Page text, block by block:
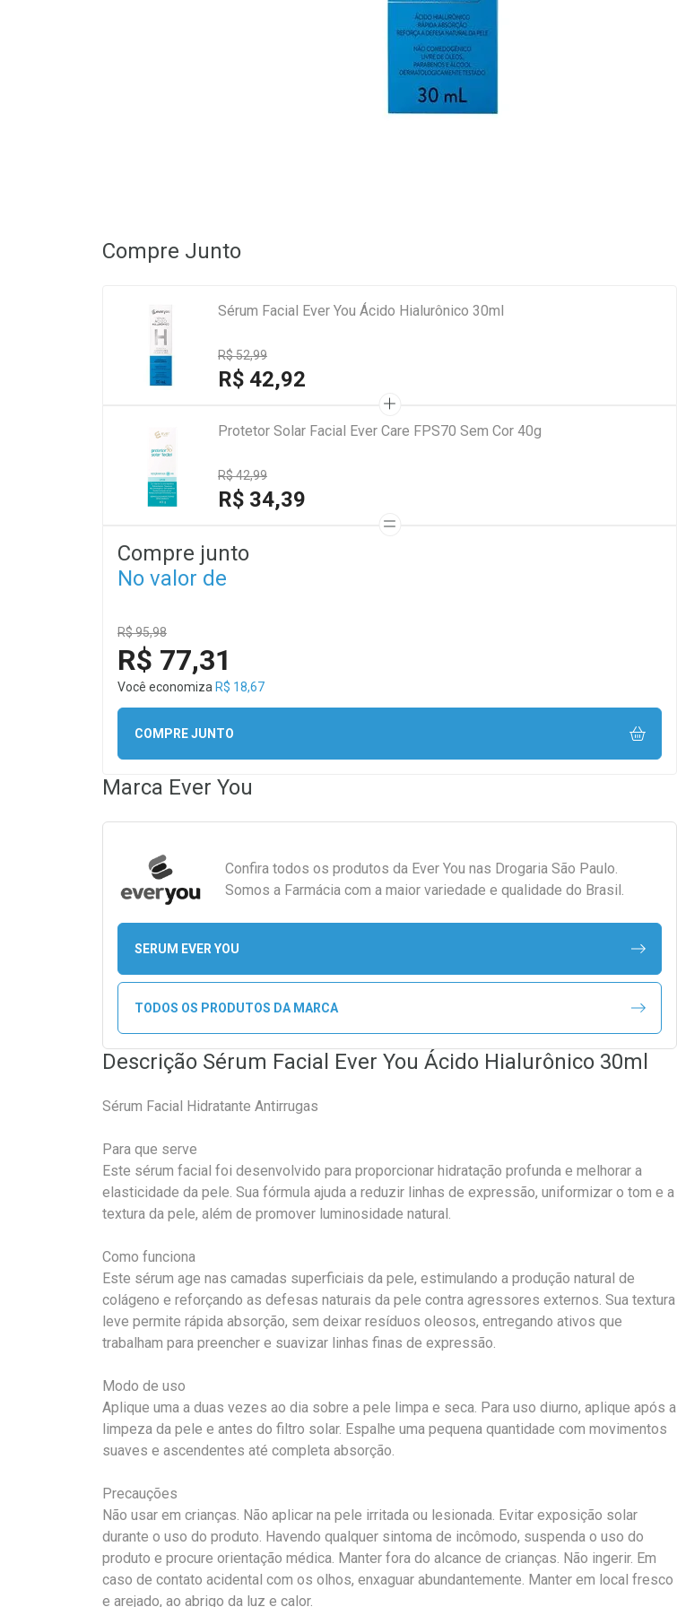
Compre Junto
Sérum Facial Ever You Ácido Hialurônico 30ml
R$ 52,99
R$ 42,92
Protetor Solar Facial Ever Care FPS70 Sem Cor 40g
R$ 42,99
R$ 34,39
Compre junto
No valor de
R$ 95,98
R$ 77,31
Você economiza R$ 18,67
COMPRE JUNTO
Marca Ever You
Confira todos os produtos da Ever You nas Drogaria São Paulo.
Somos a Farmácia com a maior variedade e qualidade do Brasil.
SERUM EVER YOU
TODOS OS PRODUTOS DA MARCA
Descrição Sérum Facial Ever You Ácido Hialurônico 30ml
Sérum Facial Hidratante Antirrugas
Para que serve
Este sérum facial foi desenvolvido para proporcionar hidratação profunda e melhorar a
elasticidade da pele. Sua fórmula ajuda a reduzir linhas de expressão, uniformizar o tom e a
textura da pele, além de promover luminosidade natural.
Como funciona
Este sérum age nas camadas superficiais da pele, estimulando a produção natural de
colágeno e reforçando as defesas naturais da pele contra agressores externos. Sua textura
leve permite rápida absorção, sem deixar resíduos oleosos, entregando ativos que
trabalham para preencher e suavizar linhas finas de expressão.
Modo de uso
Aplique uma a duas vezes ao dia sobre a pele limpa e seca. Para uso diurno, aplique após a
limpeza da pele e antes do filtro solar. Espalhe uma pequena quantidade com movimentos
suaves e ascendentes até completa absorção.
Precauções
Não usar em crianças. Não aplicar na pele irritada ou lesionada. Evitar exposição solar
durante o uso do produto. Havendo qualquer sintoma de incômodo, suspenda o uso do
produto e procure orientação médica. Manter fora do alcance de crianças. Não ingerir. Em
caso de contato acidental com os olhos, enxaguar abundantemente. Manter em local fresco
e arejado, ao abrigo da luz e calor.